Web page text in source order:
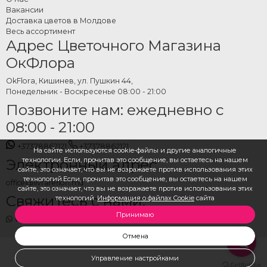
На сайте используются cookie-файлы и другие аналогичные
технологии. Если, прочитав это сообщение, вы остаетесь на нашем
сайте, это означает, что вы не возражаете против использования этих
технологий.Если, прочитав это сообщение, вы остаетесь на нашем
сайте, это означает, что вы не возражаете против использования этих
технологий.Информация о файлах Cookie сайта
Принимаю
Отмена
Управление настройками
Хорошо подобранная корзина или коробка говорит больше, чем один
отдельный предмет. Сочетание продуманных позиций, доставка к двери и
возможность персонализации делают такой подарок запоминающимся. В
каталоге OkFlora более 120 наборов на выбор — подарочные сеты для
разных вкусов и бюджетов, доступные для заказа онлайн в любое время.
Вакансии
Доставка цветов в Молдове
Весь ассортимент
Адрес Цветочного Магазина
ОкФлора
OkFlora, Кишинев, ул. Пушкин 44,
Понедельник - Воскресенье 08:00 - 21:00
Позвоните нам: ежедневно с
08:00 - 21:00
+37378862121 +37378862121
Электронный адрес
office@livrareflori.md
Свяжитесь с нами:
whatsapp